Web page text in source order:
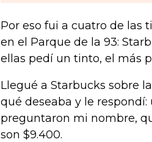
Por eso fui a cuatro de las
en el Parque de la 93:
ellas pedí un tinto, el más
Llegué a Starbucks sobre
qué deseaba y le
preguntaron mi nombre,
son $9.400.